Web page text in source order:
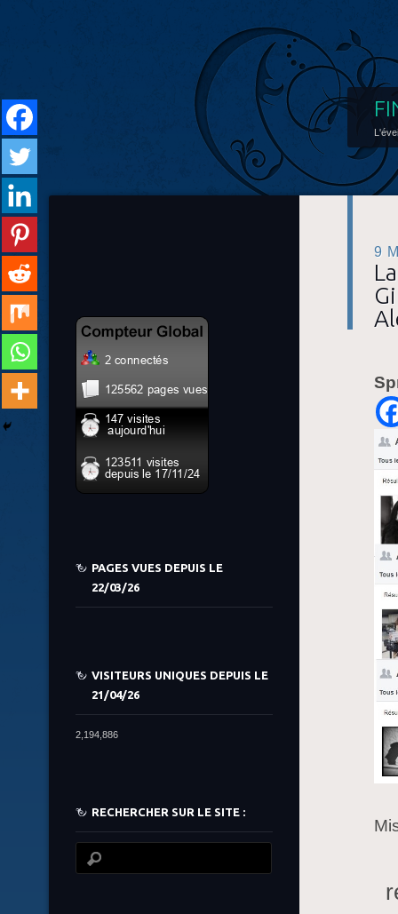
9
PAGES VUES DEPUIS LE
22/03/26
VISITEURS UNIQUES DEPUIS LE
21/04/26
2,194,886
RECHERCHER SUR LE SITE :